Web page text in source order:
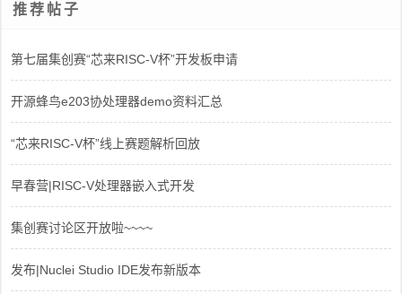
推荐帖子
第七届集创赛“芯来RISC-V杯”开发板申请
开源蜂鸟e203协处理器demo资料汇总
“芯来RISC-V杯”线上赛题解析回放
早春营|RISC-V处理器嵌入式开发
集创赛讨论区开放啦~~~~
发布|Nuclei Studio IDE发布新版本